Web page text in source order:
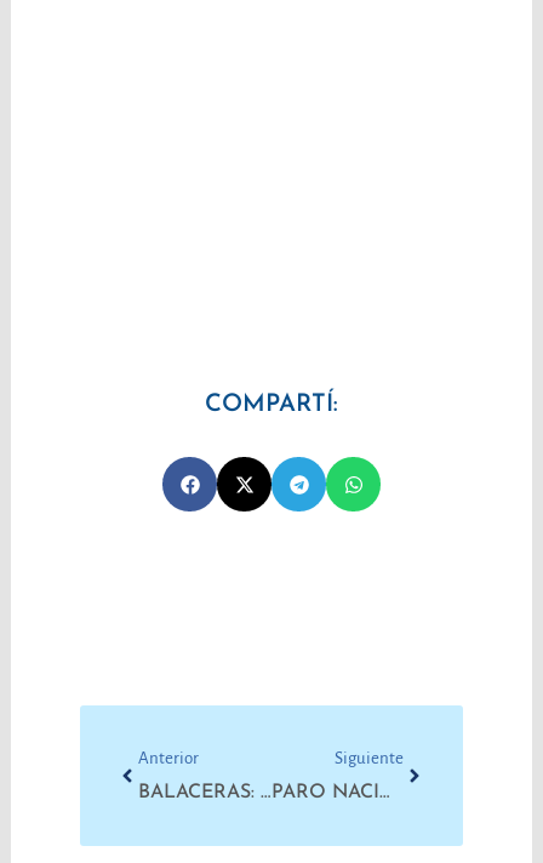
COMPARTÍ:
Anterior
BALACERAS: “VAN POR LAS ESCUELAS PORQUE SON LAS QUE COBIJAN”
Siguiente
PARO NACIONAL: »MERECEMOS UNA VIDA DIGNA Y SALIMOS A PELEAR POR ELLA»